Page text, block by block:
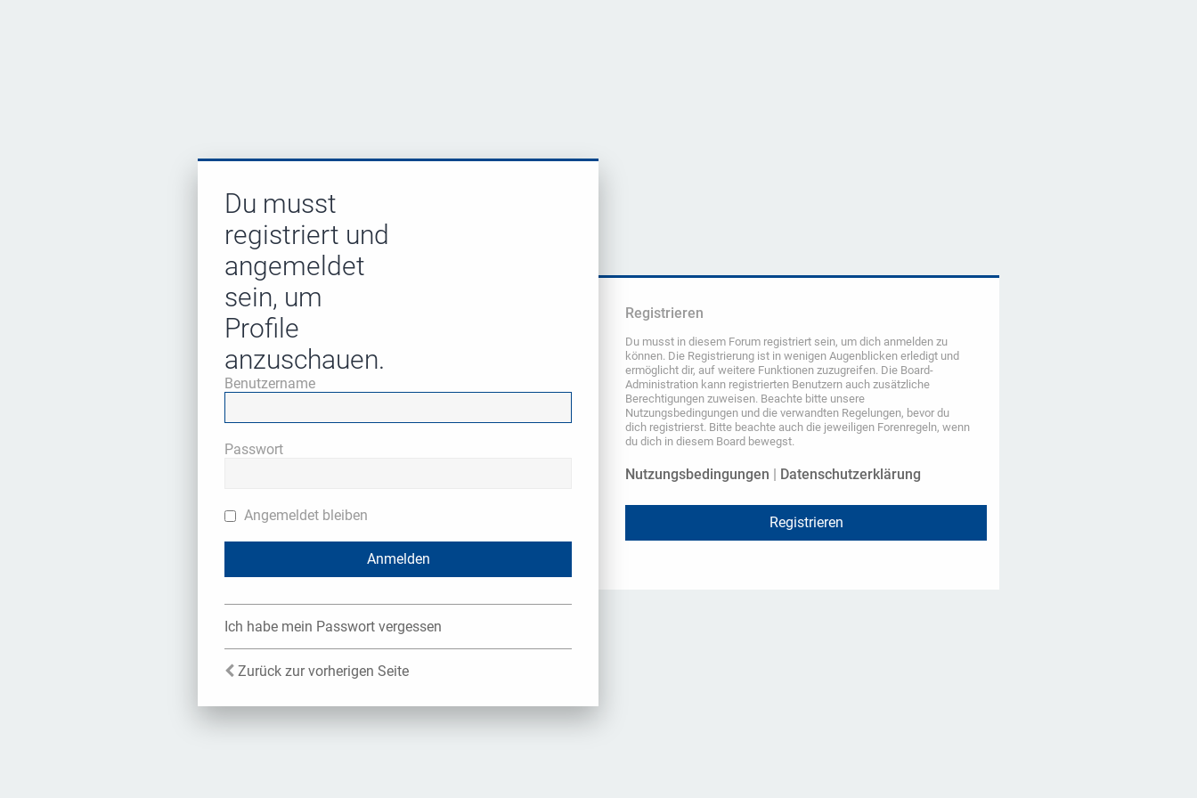
Du musst
registriert und
angemeldet
sein, um
Profile
anzuschauen.
Benutzername
Passwort
Angemeldet bleiben
Ich habe mein Passwort vergessen
Zurück zur vorherigen Seite
Registrieren
Du musst in diesem Forum registriert sein, um dich anmelden zu
können. Die Registrierung ist in wenigen Augenblicken erledigt und
ermöglicht dir, auf weitere Funktionen zuzugreifen. Die Board-
Administration kann registrierten Benutzern auch zusätzliche
Berechtigungen zuweisen. Beachte bitte unsere
Nutzungsbedingungen und die verwandten Regelungen, bevor du
dich registrierst. Bitte beachte auch die jeweiligen Forenregeln, wenn
du dich in diesem Board bewegst.
Nutzungsbedingungen Datenschutzerklärung
Registrieren